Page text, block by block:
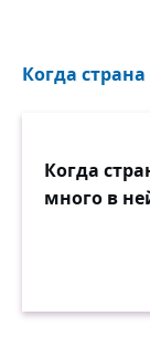
Когда
Когда
много в